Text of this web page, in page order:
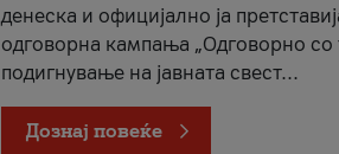
денеска и официјално ја
одговорна кампања „Одговорно со
подигнување на јавната свест...
Дознај повеќе